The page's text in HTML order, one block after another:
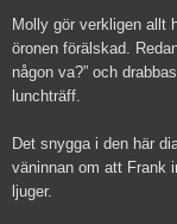
Molly gör verkligen allt
öronen förälskad.
någon va?” och
lunchträff.
Det snygga i den här
väninnan om att Frank
ljuger.